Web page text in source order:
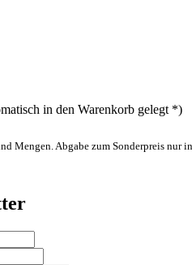
in den Warenkorb gelegt *)
Mengen. Abgabe zum Sonderpreis nur